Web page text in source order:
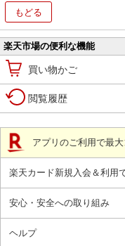
もどる
楽天市場の便利な機能
買い物かご
閲覧履歴
アプリのご利用で最大
楽天カード新規入会＆利用
安心・安全への取り組み
ヘルプ